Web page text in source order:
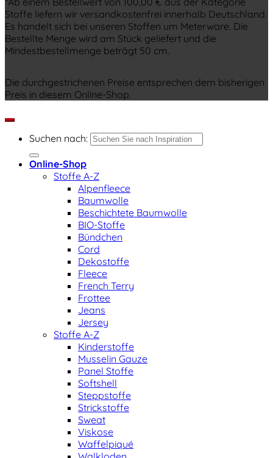
Stoffe liefern wir versandkostenfrei innerhalb Deutschland.
Es handelt sich bei unseren Stoffen um Meterware. Die
Bestellte Menge wird am Stück geliefert und die
Mindestbestellmenge beträgt 50 cm.
Die durchgestrichenen Preise entsprechen dem bisherigen
Preis in diesem Online-Shop.
Suchen nach:
Online-Shop
Stoffe A-Z
Alpenfleece
Baumwolle
Beschichtete Baumwolle
BIO-Stoffe
Bündchen
Cord
Dekostoffe
Fleece
French Terry
Frottee
Jeans
Jersey
Stoffe A-Z
Kinderstoffe
Musselin Gauze
Panel Stoffe
Softshell
Steppstoffe
Strickstoffe
Sweat
Viskose
Waffelpiqué